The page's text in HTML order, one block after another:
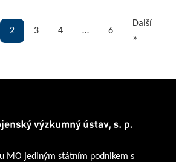
2 3 4 … 6
Další
»
MO jediným státním podnikem s